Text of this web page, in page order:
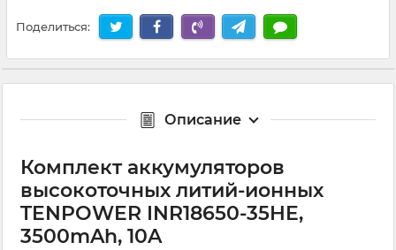
Поделиться:
Описание
Комплект аккумуляторов
высокоточных литий-ионных
TENPOWER INR18650-35HE,
3500mAh, 10A